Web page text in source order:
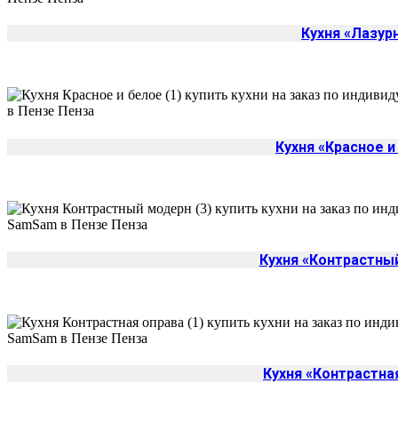
Кухня
Кухня «Красное
Кухня
Кухня